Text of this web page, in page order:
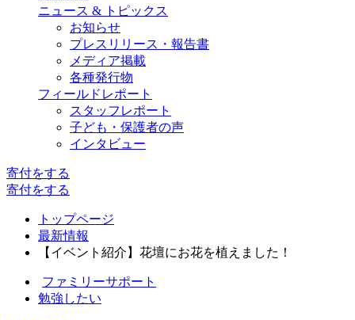
ニュース & トピックス
お知らせ
プレスリリース・報告書
メディア掲載
各種発行物
フィールドレポート
スタッフレポート
子ども・保護者の声
インタビュー
寄付をする
寄付をする
トップページ
最新情報
【イベント紹介】花壇にお花を植えました！
ファミリーサポート
勉強したい